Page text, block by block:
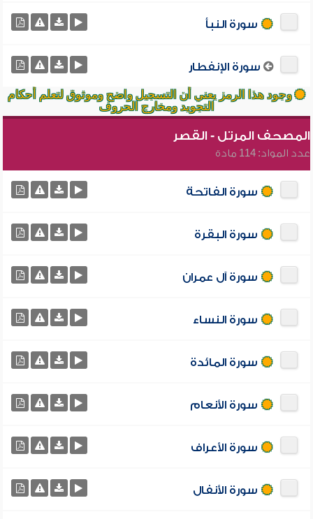
سورة النبأ
سورة الإنفطار
وجود هذا الرمز يعني أن التسجيل واضح وموثوق لتعلم أحكام
التجويد ومخارج الحروف
المصحف المرتل - القصر
عدد المواد: 114 مادة
سورة الفاتحة
سورة البقرة
سورة آل عمران
سورة النساء
سورة المائدة
سورة الأنعام
سورة الأعراف
سورة الأنفال